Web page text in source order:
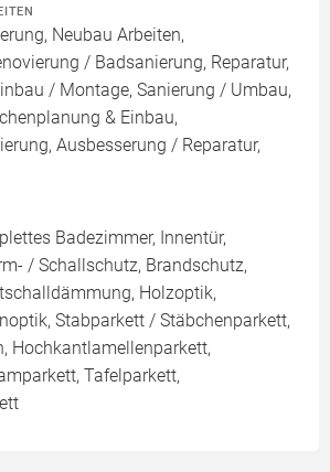
Neubau Arbeiten,
/ Badsanierung, Reparatur,
/ Montage, Sanierung / Umbau,
& Einbau,
Ausbesserung / Reparatur,
Badezimmer, Innentür,
/ Schallschutz, Brandschutz,
Holzoptik,
Stabparkett / Stäbchenparkett,
Hochkantlamellenparkett,
Tafelparkett,